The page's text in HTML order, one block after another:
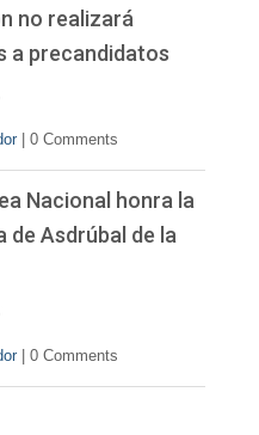
no realizará
a precandidatos
0 Comments
Nacional honra la
Asdrúbal de la
0 Comments